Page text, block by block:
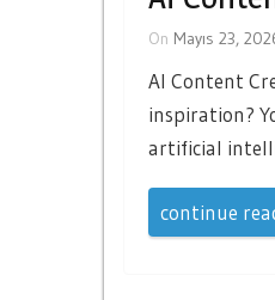
On Mayıs 23,
AI Content
inspiration?
artificial
continue